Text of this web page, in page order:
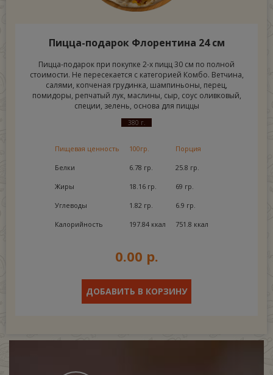
Пицца-подарок Флорентина 24 см
Пицца-подарок при покупке 2-х пицц 30 см по полной
стоимости. Не пересекается с категорией Комбо. Ветчина,
салями, копченая грудинка, шампиньоны, перец,
помидоры, репчатый лук, маслины, сыр, соус оливковый,
специи, зелень, основа для пиццы
380 г.
Пищевая ценность 100гр. Порция
Белки 6.78 гр. 25.8 гр.
Жиры 18.16 гр. 69 гр.
Углеводы 1.82 гр. 6.9 гр.
Калорийность 197.84 ккал 751.8 ккал
0.00 р.
ДОБАВИТЬ В КОРЗИНУ